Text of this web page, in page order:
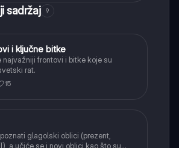
sadržaj 9
i ključne bitke
najvažniji frontovi i bitke koje su
rat.
15
glagolski oblici (prezent,
a učiće se i novi oblici kao što su